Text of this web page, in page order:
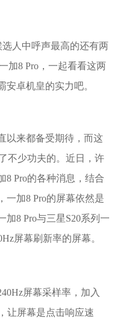
人中呼声最高的还有两
加8 Pro，一起看看这两
安卓机皇的实力吧。
以来都备受期待，而这
不少功夫的。近日，许
8 Pro的各种消息，结合
一加8 Pro的屏幕依然是
8 Pro与三星S20系列一
屏幕刷新率的屏幕。
屏幕采样率，加入
让屏幕是点击响应速